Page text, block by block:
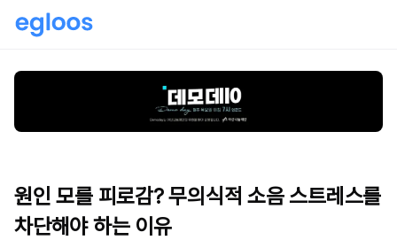
원인 모를 피로감? 무의식적 소음 스트레스를
차단해야 하는 이유